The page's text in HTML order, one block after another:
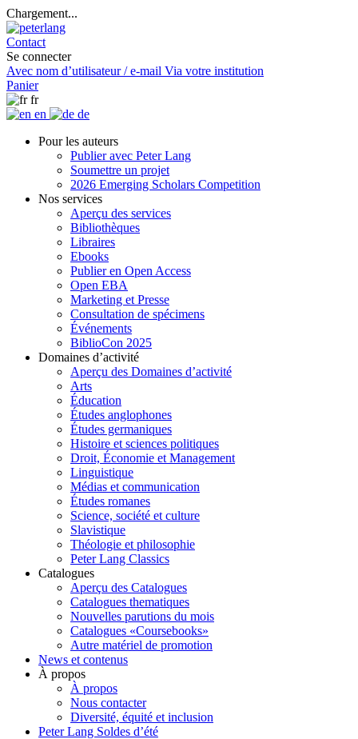
Chargement...
Contact
Se connecter
Avec nom d’utilisateur / e-mail Via votre institution
Panier
fr
en
de
Pour les auteurs
Publier avec Peter Lang
Soumettre un projet
2026 Emerging Scholars Competition
Nos services
Aperçu des services
Bibliothèques
Libraires
Ebooks
Publier en Open Access
Open EBA
Marketing et Presse
Consultation de spécimens
Événements
BiblioCon 2025
Domaines d’activité
Aperçu des Domaines d’activité
Arts
Éducation
Études anglophones
Études germaniques
Histoire et sciences politiques
Droit, Économie et Management
Linguistique
Médias et communication
Études romanes
Science, société et culture
Slavistique
Théologie et philosophie
Peter Lang Classics
Catalogues
Aperçu des Catalogues
Catalogues thematiques
Nouvelles parutions du mois
Catalogues «Coursebooks»
Autre matériel de promotion
News et contenus
À propos
À propos
Nous contacter
Diversité, équité et inclusion
Peter Lang Soldes d’été